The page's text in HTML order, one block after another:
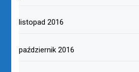
listopad 2016
październik 2016